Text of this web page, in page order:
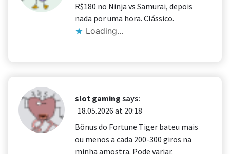
R$180 no Ninja vs Samurai, depois
nada por uma hora. Clássico.
Loading...
slot gaming says:
18.05.2026 at 20:18
Bônus do Fortune Tiger bateu mais
ou menos a cada 200-300 giros na
minha amostra. Pode variar.